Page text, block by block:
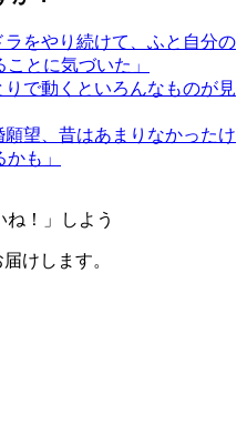
をやり続けて、ふと自分の
とに気づいた」
で動くといろんなものが見
望、昔はあまりなかったけ
も」
ね！」しよう
けします。